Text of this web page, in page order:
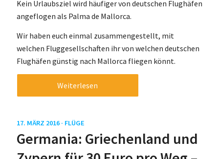
Kein Urlaubsziel wird häufiger von deutschen Flughäfen
angeflogen als Palma de Mallorca.
Wir haben euch einmal zusammengestellt, mit
welchen Fluggesellschaften ihr von welchen deutschen
Flughäfen günstig nach Mallorca fliegen könnt.
Weiterlesen
17. MÄRZ 2016 · FLÜGE
Germania: Griechenland und